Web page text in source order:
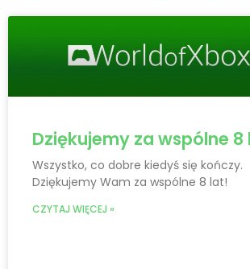
Dziękujemy za wspólne 8
Wszystko, co dobre kiedyś się kończy.
Dziękujemy Wam za wspólne 8 lat!
CZYTAJ WIĘCEJ »